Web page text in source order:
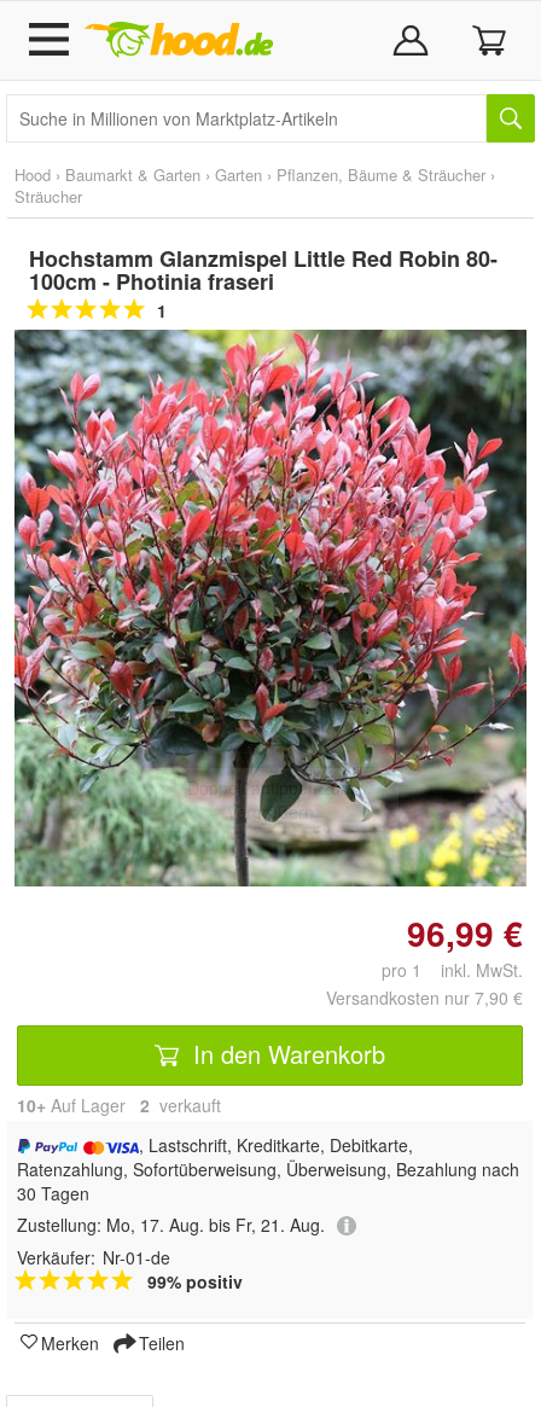
Hood › Baumarkt & Garten › Garten › Pflanzen, Bäume & Sträucher ›
Sträucher
Hochstamm Glanzmispel Little Red Robin 80-
100cm - Photinia fraseri
1
Doppelt antippen zum
vergrößern
96,99 €
pro 1 inkl. MwSt.
Versandkosten nur 7,90 €
In den Warenkorb
10+ Auf Lager 2 verkauft
, Lastschrift, Kreditkarte, Debitkarte,
Ratenzahlung, Sofortüberweisung, Überweisung, Bezahlung nach
30 Tagen
Zustellung: Mo, 17. Aug. bis Fr, 21. Aug.
Verkäufer: Nr-01-de
99% positiv
Merken Teilen